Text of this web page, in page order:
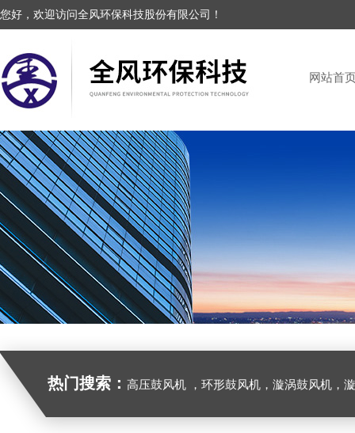
您好，欢迎访问全风环保科技股份有限公司！
网站首
热门搜索： 高压鼓风机 ，环形鼓风机，漩涡鼓风机，漩涡气泵，透浦式中压鼓风机，防爆风机，工业吸尘器，